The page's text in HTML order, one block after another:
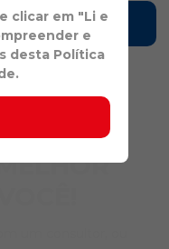
clicar em "Li e
e
desta Política